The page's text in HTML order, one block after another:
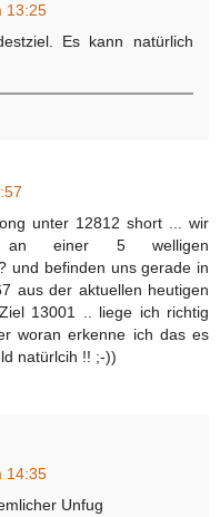
13:25
Es kann natürlich
unter 12812 short ... wir
an einer 5 welligen
und befinden uns gerade in
aus der aktuellen heutigen
13001 .. liege ich richtig
woran erkenne ich das es
natürlcih !! ;-))
14:35
Unfug